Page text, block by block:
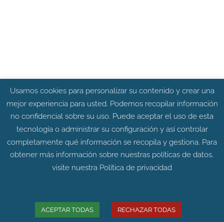
Usamos cookies para personalizar su contenido y crear una
mejor experiencia para usted. Podemos recopilar información
no confidencial sobre su uso. Puede aceptar el uso de esta
tecnología o administrar su configuración y así controlar
completamente qué información se recopila y gestiona. Para
obtener más información sobre nuestras políticas de datos,
visite nuestra Política de privacidad
ACEPTAR TODAS RECHAZAR TODAS